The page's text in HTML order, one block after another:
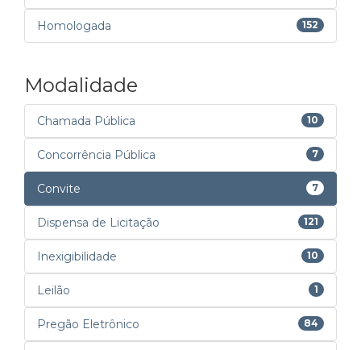
Homologada 152
Modalidade
Chamada Pública 10
Concorrência Pública 7
Convite 7
Dispensa de Licitação 121
Inexigibilidade 10
Leilão 1
Pregão Eletrônico 84